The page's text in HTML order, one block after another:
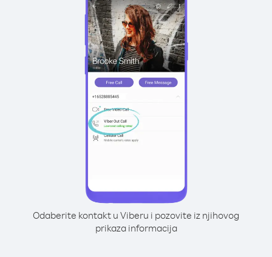
Odaberite kontakt u Viberu i pozovite iz njihovog
prikaza informacija